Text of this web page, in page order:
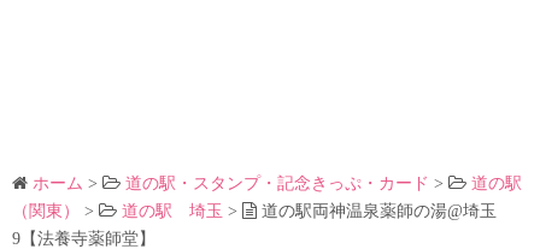
ホーム > 道の駅・スタンプ・記念きっぷ・カード >
道の駅
（関東）
> 道の駅 埼玉 >
道の駅両神温泉薬師の湯@埼玉
9【法養寺薬師堂】